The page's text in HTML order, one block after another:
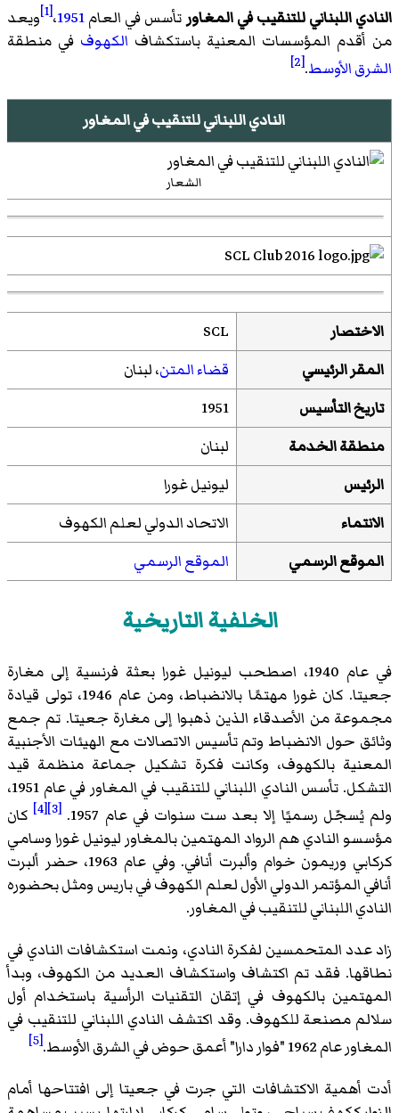
النادي اللبناني للتنقيب في المغاور تأسس في العام1951،[1] ويعد
من أقدم المؤسسات المعنية باستكشاف الكهوف في منطقة
الشرق الأوسط.
[2]
النادي اللبناني للتنقيب في المغاور
الشعار
الاختصار
SCL
المقر الرئيسي
قضاء المتن، لبنان
تاريخ التأسيس
1951
منطقة الخدمة
لبنان
الرئيس
ليونيل غورا
الانتماء
الاتحاد الدولي لعلم الكهوف
الموقع الرسمي
الموقع الرسمي
الخلفية التاريخية
في عام 1940، اصطحب ليونيل غورا بعثة فرنسية إلى مغارة
جعيتا. كان غورا مهتمًا بالانضباط، ومن عام 1946، تولى قيادة
مجموعة من الأصدقاء الذين ذهبوا إلى مغارة جعيتا. تم جمع
وثائق حول الانضباط وتم تأسيس الاتصالات مع الهيئات الأجنبية
المعنية بالكهوف، وكانت فكرة تشكيل جماعة منظمة قيد
التشكل. تأسس النادي اللبناني للتنقيب في المغاور في عام 1951،
ولم يُسجّل رسميًا إلا بعد ست سنوات في عام 1957.
[3]
[4]
كان
مؤسسو النادي هم الرواد المهتمين بالمغاور ليونيل غورا وسامي
كركابي وريمون خوام وألبرت أنافي. وفي عام 1963، حضر ألبرت
أنافي المؤتمر الدولي الأول لعلم الكهوف في باريس ومثل بحضوره
النادي اللبناني للتنقيب في المغاور.
زاد عدد المتحمسين لفكرة النادي، ونمت استكشافات النادي في
نطاقها. فقد تم اكتشاف واستكشاف العديد من الكهوف، وبدأ
المهتمين بالكهوف في إتقان التقنيات الرأسية باستخدام أول
سلالم مصنعة للكهوف. وقد اكتشف النادي اللبناني للتنقيب في
المغاور عام 1962 "فوار دارا" أعمق حوض في الشرق الأوسط.
[5]
أدت أهمية الاكتشافات التي جرت في جعيتا إلى افتتاحها أمام